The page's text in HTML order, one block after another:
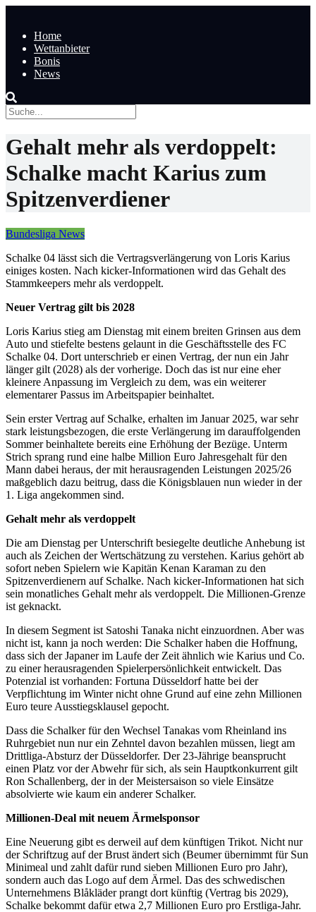
Home
Wettanbieter
Bonis
News
Gehalt mehr als verdoppelt:
Schalke macht Karius zum
Spitzenverdiener
Bundesliga News
Schalke 04 lässt sich die Vertragsverlängerung von Loris Karius
einiges kosten. Nach kicker-Informationen wird das Gehalt des
Stammkeepers mehr als verdoppelt.
Neuer Vertrag gilt bis 2028
Loris Karius stieg am Dienstag mit einem breiten Grinsen aus dem
Auto und stiefelte bestens gelaunt in die Geschäftsstelle des FC
Schalke 04. Dort unterschrieb er einen Vertrag, der nun ein Jahr
länger gilt (2028) als der vorherige. Doch das ist nur eine eher
kleinere Anpassung im Vergleich zu dem, was ein weiterer
elementarer Passus im Arbeitspapier beinhaltet.
Sein erster Vertrag auf Schalke, erhalten im Januar 2025, war sehr
stark leistungsbezogen, die erste Verlängerung im darauffolgenden
Sommer beinhaltete bereits eine Erhöhung der Bezüge. Unterm
Strich sprang rund eine halbe Million Euro Jahresgehalt für den
Mann dabei heraus, der mit herausragenden Leistungen 2025/26
maßgeblich dazu beitrug, dass die Königsblauen nun wieder in der
1. Liga angekommen sind.
Gehalt mehr als verdoppelt
Die am Dienstag per Unterschrift besiegelte deutliche Anhebung ist
auch als Zeichen der Wertschätzung zu verstehen. Karius gehört ab
sofort neben Spielern wie Kapitän Kenan Karaman zu den
Spitzenverdienern auf Schalke. Nach kicker-Informationen hat sich
sein monatliches Gehalt mehr als verdoppelt. Die Millionen-Grenze
ist geknackt.
In diesem Segment ist Satoshi Tanaka nicht einzuordnen. Aber was
nicht ist, kann ja noch werden: Die Schalker haben die Hoffnung,
dass sich der Japaner im Laufe der Zeit ähnlich wie Karius und Co.
zu einer herausragenden Spielerpersönlichkeit entwickelt. Das
Potenzial ist vorhanden: Fortuna Düsseldorf hatte bei der
Verpflichtung im Winter nicht ohne Grund auf eine zehn Millionen
Euro teure Ausstiegsklausel gepocht.
Dass die Schalker für den Wechsel Tanakas vom Rheinland ins
Ruhrgebiet nun nur ein Zehntel davon bezahlen müssen, liegt am
Drittliga-Absturz der Düsseldorfer. Der 23-Jährige beansprucht
einen Platz vor der Abwehr für sich, als sein Hauptkonkurrent gilt
Ron Schallenberg, der in der Meistersaison so viele Einsätze
absolvierte wie kaum ein anderer Schalker.
Millionen-Deal mit neuem Ärmelsponsor
Eine Neuerung gibt es derweil auf dem künftigen Trikot. Nicht nur
der Schriftzug auf der Brust ändert sich (Beumer übernimmt für Sun
Minimeal und zahlt dafür rund sieben Millionen Euro pro Jahr),
sondern auch das Logo auf dem Ärmel. Das des schwedischen
Unternehmens Blåkläder prangt dort künftig (Vertrag bis 2029),
Schalke bekommt dafür etwa 2,7 Millionen Euro pro Erstliga-Jahr.